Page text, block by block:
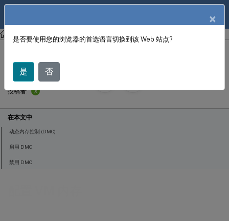
XenCenter XenCenter
配置 VM 内存
October 4,
2024
投稿者:
X
在本文中
动态内存控制 (DMC)
启用 DMC
禁用 DMC
×
是否要使用您的浏览器的首选语言切换到该 Web 站点?
是 否